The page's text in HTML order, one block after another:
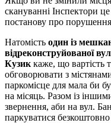
скануванні Інспектори
постанову про
Натомість один із
відреконструйованої
Кузик каже, що вартість
обговорювати з
паркомісце для мала би
на місяць. Разом із
звернення, аби на вул.
паркуватися